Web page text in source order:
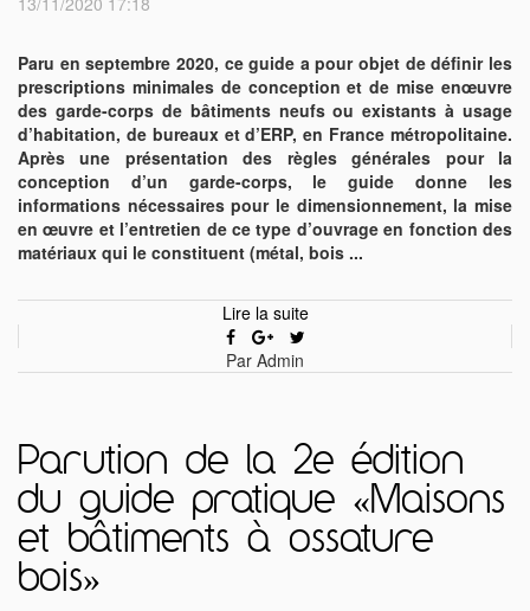
Paru en septembre 2020, ce guide a pour objet de définir les
prescriptions minimales de conception et de mise enœuvre
des garde-corps de bâtiments neufs ou existants à usage
d’habitation, de bureaux et d’ERP, en France métropolitaine.
Après une présentation des règles générales pour la
conception d’un garde-corps, le guide donne les
informations nécessaires pour le dimensionnement, la mise
en œuvre et l’entretien de ce type d’ouvrage en fonction des
matériaux qui le constituent (métal, bois ...
Lire la suite
Par Admin
Parution de la 2e édition
du guide pratique «Maisons
et bâtiments à ossature
bois»